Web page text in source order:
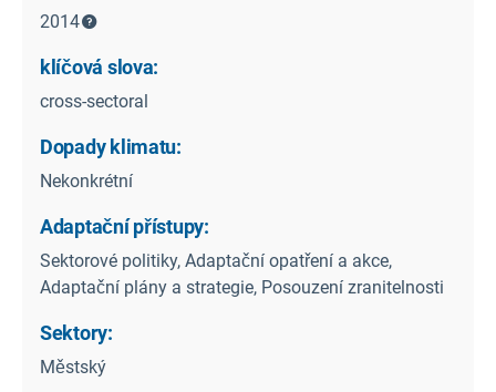
2014
klíčová slova:
cross-sectoral
Dopady klimatu:
Nekonkrétní
Adaptační přístupy:
Sektorové politiky, Adaptační opatření a akce,
Adaptační plány a strategie, Posouzení zranitelnosti
Sektory:
Městský